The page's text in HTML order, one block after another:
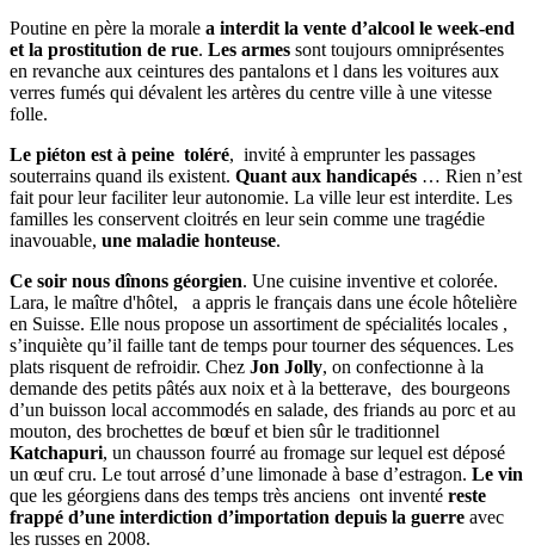
Poutine en père la morale a interdit la vente d’alcool le week-end
et la prostitution de rue. Les armes sont toujours omniprésentes
en revanche aux ceintures des pantalons et l dans les voitures aux
verres fumés qui dévalent les artères du centre ville à une vitesse
folle.
Le piéton est à peine toléré, invité à emprunter les passages
souterrains quand ils existent. Quant aux handicapés … Rien n’est
fait pour leur faciliter leur autonomie. La ville leur est interdite. Les
familles les conservent cloitrés en leur sein comme une tragédie
inavouable, une maladie honteuse.
Ce soir nous dînons géorgien. Une cuisine inventive et colorée.
Lara, le maître d'hôtel, a appris le français dans une école hôtelière
en Suisse. Elle nous propose un assortiment de spécialités locales ,
s’inquiète qu’il faille tant de temps pour tourner des séquences. Les
plats risquent de refroidir. Chez Jon Jolly, on confectionne à la
demande des petits pâtés aux noix et à la betterave, des bourgeons
d’un buisson local accommodés en salade, des friands au porc et au
mouton, des brochettes de bœuf et bien sûr le traditionnel
Katchapuri, un chausson fourré au fromage sur lequel est déposé
un œuf cru. Le tout arrosé d’une limonade à base d’estragon. Le vin
que les géorgiens dans des temps très anciens ont inventé reste
frappé d’une interdiction d’importation depuis la guerre avec
les russes en 2008.